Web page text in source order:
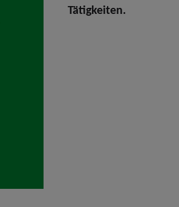
Tätigkeiten.